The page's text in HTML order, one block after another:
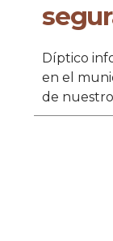
Díptico
en el
de